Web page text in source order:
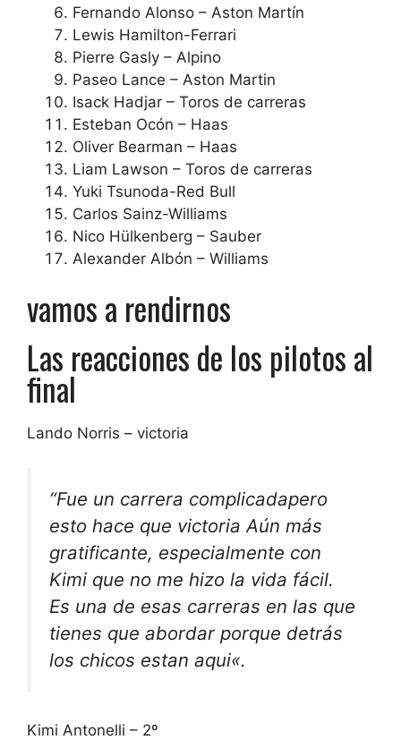
Fernando Alonso – Aston Martín
Lewis Hamilton-Ferrari
Pierre Gasly – Alpino
Paseo Lance – Aston Martin
Isack Hadjar – Toros de carreras
Esteban Ocón – Haas
Oliver Bearman – Haas
Liam Lawson – Toros de carreras
Yuki Tsunoda-Red Bull
Carlos Sainz-Williams
Nico Hülkenberg – Sauber
Alexander Albón – Williams
vamos a rendirnos
Las reacciones de los pilotos al
final
Lando Norris – victoria
“Fue un carrera complicadapero
esto hace que victoria Aún más
gratificante, especialmente con
Kimi que no me hizo la vida fácil.
Es una de esas carreras en las que
tienes que abordar porque detrás
los chicos estan aqui«.
Kimi Antonelli – 2º